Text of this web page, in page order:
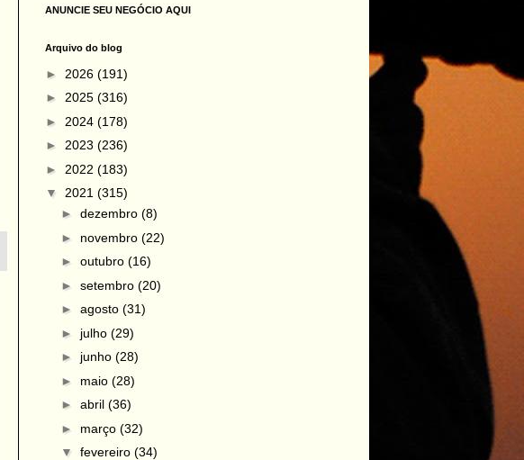
ANUNCIE SEU NEGÓCIO AQUI
Arquivo do blog
► 2026 (191)
► 2025 (316)
► 2024 (178)
► 2023 (236)
► 2022 (183)
▼ 2021 (315)
► dezembro (8)
► novembro (22)
► outubro (16)
► setembro (20)
► agosto (31)
► julho (29)
► junho (28)
► maio (28)
► abril (36)
► março (32)
▼ fevereiro (34)